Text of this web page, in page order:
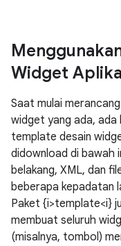
Widget
Saat mulai
widget yang ada, ada
template desain
didownload di bawah
belakang, XML, dan
beberapa kepadatan
Paket {i>template<i}
membuat seluruh
(misalnya, tombol)